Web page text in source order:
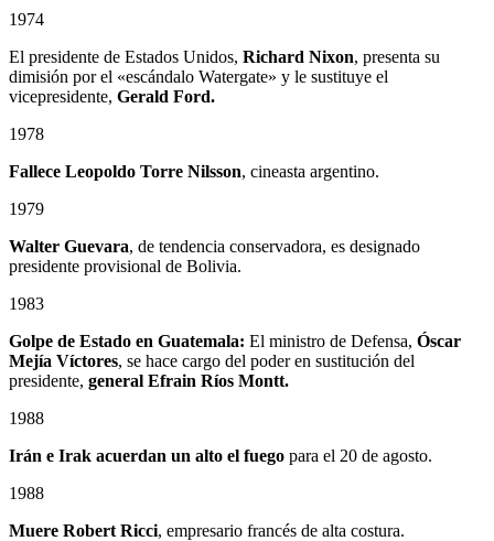
1974
El presidente de Estados Unidos, Richard Nixon, presenta su
dimisión por el «escándalo Watergate» y le sustituye el
vicepresidente, Gerald Ford.
1978
Fallece Leopoldo Torre Nilsson, cineasta argentino.
1979
Walter Guevara, de tendencia conservadora, es designado
presidente provisional de Bolivia.
1983
Golpe de Estado en Guatemala: El ministro de Defensa, Óscar
Mejía Víctores, se hace cargo del poder en sustitución del
presidente, general Efrain Ríos Montt.
1988
Irán e Irak acuerdan un alto el fuego para el 20 de agosto.
1988
Muere Robert Ricci, empresario francés de alta costura.